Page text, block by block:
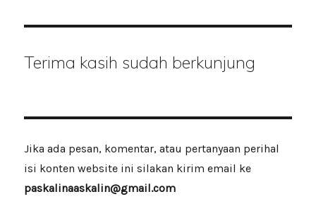
Terima kasih sudah berkunjung
Jika ada pesan, komentar, atau pertanyaan perihal
isi konten website ini silakan kirim email ke
paskalinaaskalin@gmail.com